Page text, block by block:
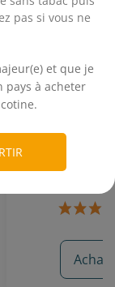
pas si vous ne
et que je
pays à acheter
Achat